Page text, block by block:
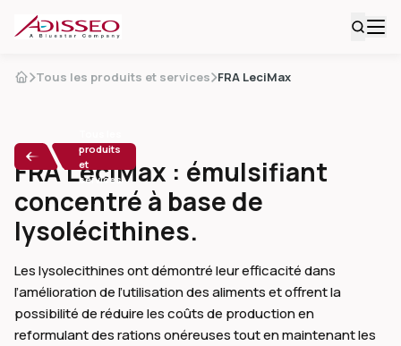
Tous les produits et services FRA LeciMax
produits
et
services
FRA LeciMax : émulsifiant
concentré à base de
lysolécithines.
Les lysolecithines ont démontré leur efficacité dans
l’amélioration de l’utilisation des aliments et offrent la
possibilité de réduire les coûts de production en
reformulant des rations onéreuses tout en maintenant les